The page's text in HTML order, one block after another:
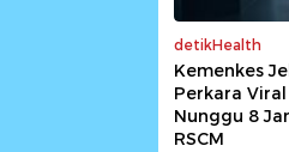
detikHealth
Kemenkes
Perkara Viral
Nunggu 8
RSCM